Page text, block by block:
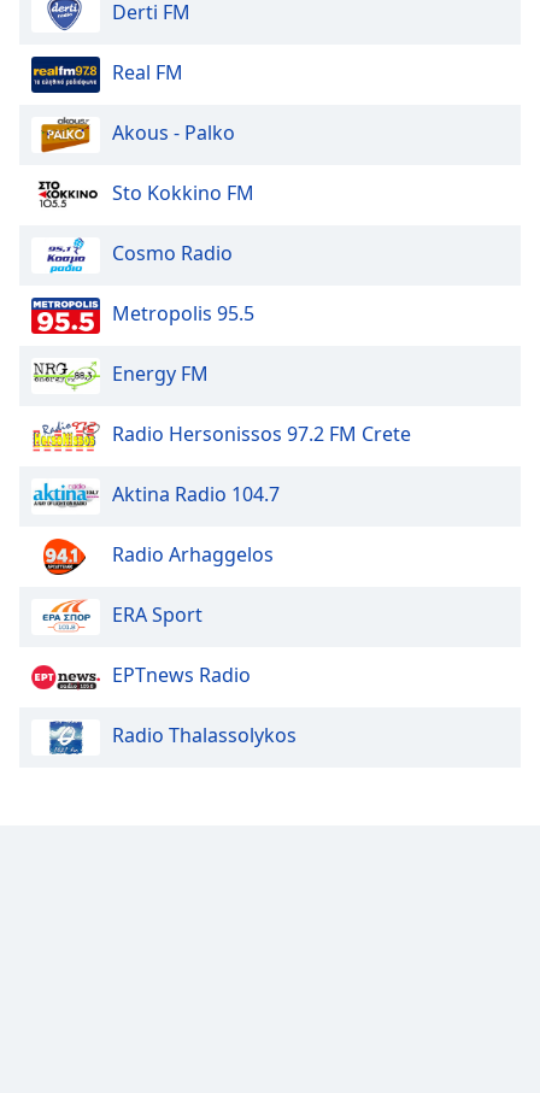
Derti FM
Real FM
Akous - Palko
Sto Kokkino FM
Cosmo Radio
Metropolis 95.5
Energy FM
Radio Hersonissos 97.2 FM Crete
Aktina Radio 104.7
Radio Arhaggelos
ERA Sport
ΕΡΤnews Radio
Radio Thalassolykos